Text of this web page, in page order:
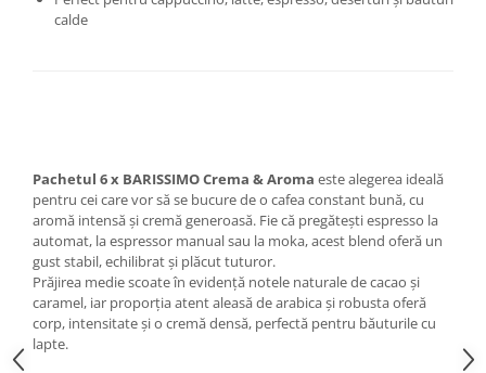
calde
Pachetul 6 x BARISSIMOCrema & Aroma este alegerea ideală
pentru cei care vor să se bucure de o cafea constant bună, cu
aromă intensă și cremă generoasă. Fie că pregătești espresso la
automat, la espressor manual sau la moka, acest blend oferă un
gust stabil, echilibrat și plăcut tuturor.
Prăjirea medie scoate în evidență notele naturale de cacao și
caramel, iar proporția atent aleasă de arabica și robusta oferă
corp, intensitate și o cremă densă, perfectă pentru băuturile cu
lapte.